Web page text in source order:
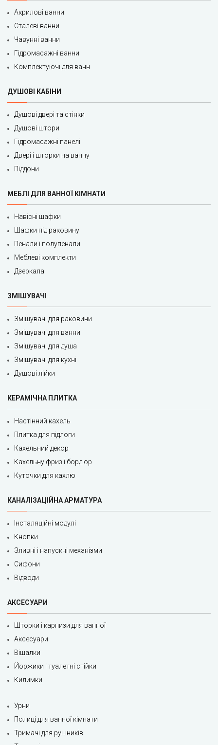
Акрилові ванни
Сталеві ванни
Чавунні ванни
Гідромасажні ванни
Комплектуючі для ванн
ДУШОВІ КАБІНИ
Душові двері та стінки
Душові штори
Гідромасажні панелі
Двері і шторки на ванну
Піддони
МЕБЛІ ДЛЯ ВАННОЇ КІМНАТИ
Навісні шафки
Шафки під раковину
Пенали і полупенали
Меблеві комплекти
Дзеркала
ЗМІШУВАЧІ
Змішувачі для раковини
Змішувачі для ванни
Змішувачі для душа
Змішувачі для кухні
Душові лійки
КЕРАМІЧНА ПЛИТКА
Настінний кахель
Плитка для підлоги
Кахельний декор
Кахельну фриз і бордюр
Куточки для кахлю
КАНАЛІЗАЦІЙНА АРМАТУРА
Інсталяційні модулі
Кнопки
Зливні і напускні механізми
Сифони
Відводи
АКСЕСУАРИ
Шторки і карнизи для ванної
Аксесуари
Вішалки
Йоржики і туалетні стійки
Килимки
Урни
Полиці для ванної кімнати
Тримачі для рушників